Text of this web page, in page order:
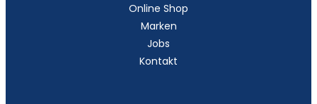
Online Shop
Marken
Jobs
Kontakt